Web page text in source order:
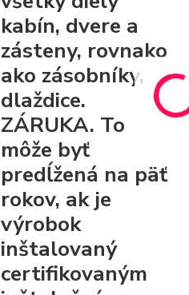
kabín, dvere a
zásteny, rovnako
ako zásobníky,
dlaždice.
ZÁRUKA. To
môže byť
predĺžená na päť
rokov, ak je
výrobok
inštalovaný
certifikovaným